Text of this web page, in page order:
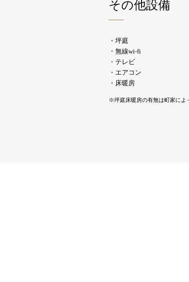
その他設備
・坪庭
・無線wi-fi
・テレビ
・エアコン
・床暖房
※坪庭床暖房の有無は町家によ